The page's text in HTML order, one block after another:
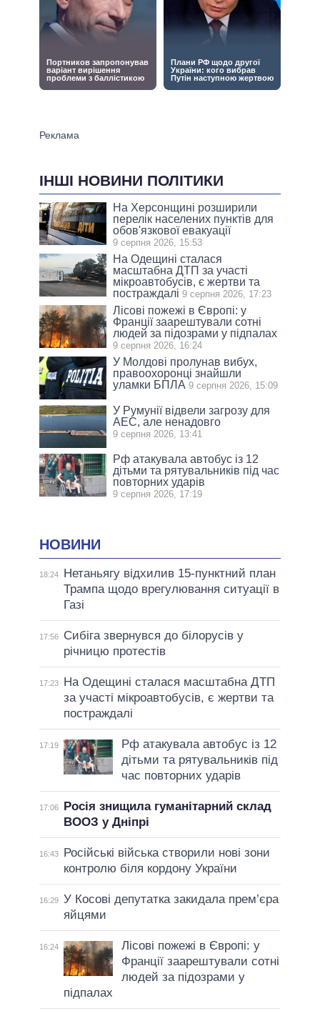
ІНШІ НОВИНИ ПОЛІТИКИ
На Херсонщині розширили
перелік населених пунктів для
обов'язкової евакуації
9 серпня 2026, 15:53
На Одещині сталася
масштабна ДТП за участі
мікроавтобусів, є жертви та
постраждалі 9 серпня 2026, 17:23
Лісові пожежі в Європі: у
Франції заарештували сотні
людей за підозрами у підпалах
9 серпня 2026, 16:24
У Молдові пролунав вибух,
правоохоронці знайшли
уламки БПЛА 9 серпня 2026, 15:09
У Румунії відвели загрозу для
АЕС, але ненадовго
9 серпня 2026, 13:41
Рф атакувала автобус із 12
дітьми та рятувальників під час
повторних ударів
9 серпня 2026, 17:19
НОВИНИ
18:24
Нетаньягу відхилив 15-пунктний план
Трампа щодо врегулювання ситуації в
Газі
17:56
Сибіга звернувся до білорусів у
річницю протестів
17:23
На Одещині сталася масштабна ДТП
за участі мікроавтобусів, є жертви та
постраждалі
17:19
Рф атакувала автобус із 12
дітьми та рятувальників під
час повторних ударів
17:06
Росія знищила гуманітарний склад
ВООЗ у Дніпрі
16:43
Російські війська створили нові зони
контролю біля кордону України
16:29 У Косові депутатка закидала прем’єра
яйцями
16:24
Лісові пожежі в Європі: у
Франції заарештували сотні
людей за підозрами у
підпалах